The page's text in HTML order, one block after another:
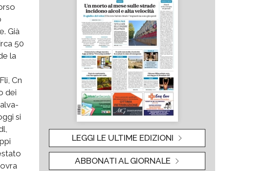
Già
50
la
Cn
dei
si
LEGGI LE ULTIME EDIZIONI
ABBONATI AL GIORNALE